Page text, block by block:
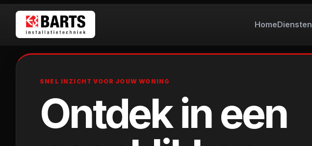
HomeDiensten
HOME
DIENSTEN
SNEL INZICHT VOOR JOUW WONING
Ontdek in een